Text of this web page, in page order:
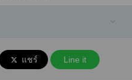
แชร์ Line it